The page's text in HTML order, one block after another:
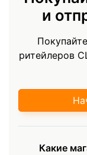
и
ритейлеров
Какие